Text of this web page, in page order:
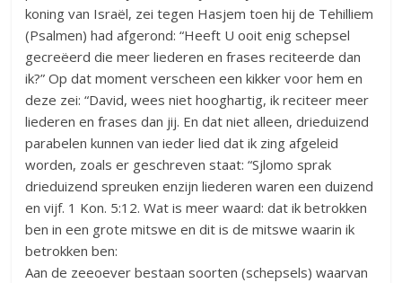
koning van Israël, zei tegen Hasjem toen hij de Tehilliem
(Psalmen) had afgerond: “Heeft U ooit enig schepsel
gecreëerd die meer liederen en frases reciteerde dan
ik?” Op dat moment verscheen een kikker voor hem en
deze zei: “David, wees niet hooghartig, ik reciteer meer
liederen en frases dan jij. En dat niet alleen, drieduizend
parabelen kunnen van ieder lied dat ik zing afgeleid
worden, zoals er geschreven staat: “Sjlomo sprak
drieduizend spreuken enzijn liederen waren een duizend
en vijf. 1 Kon. 5:12. Wat is meer waard: dat ik betrokken
ben in een grote mitswe en dit is de mitswe waarin ik
betrokken ben:
Aan de zeeoever bestaan soorten (schepsels) waarvan